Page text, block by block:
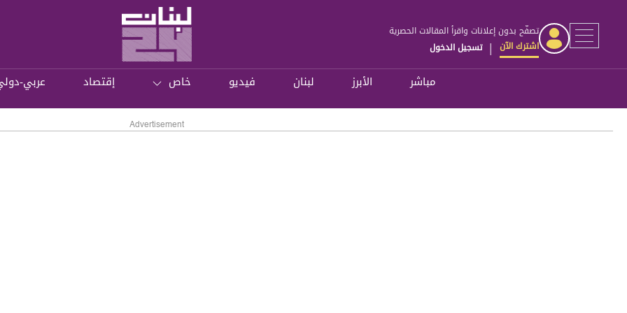
تصفّح بدون إعلانات واقرأ المقالات الحصرية
اشترك الآن | تسجيل الدخول
مباشر الأبرز لبنان فيديو خاص إقتصاد عربي-
Advertisement